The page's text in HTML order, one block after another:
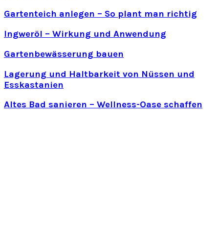
Gartenteich anlegen – So plant man richtig
Ingweröl – Wirkung und Anwendung
Gartenbewässerung bauen
Lagerung und Haltbarkeit von Nüssen und
Esskastanien
Altes Bad sanieren – Wellness-Oase schaffen